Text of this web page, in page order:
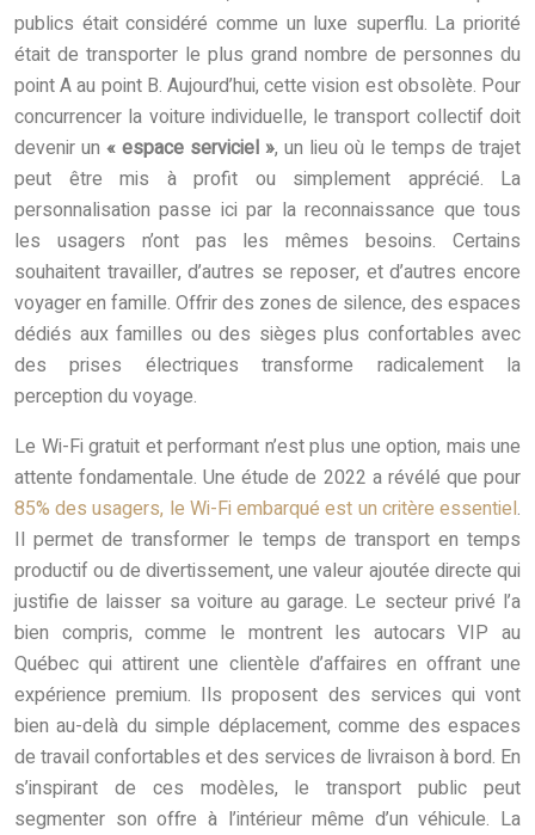
publics était considéré comme un luxe superflu. La priorité
était de transporter le plus grand nombre de personnes du
point A au point B. Aujourd’hui, cette vision est obsolète. Pour
concurrencer la voiture individuelle, le transport collectif doit
devenir un « espace serviciel », un lieu où le temps de trajet
peut être mis à profit ou simplement apprécié. La
personnalisation passe ici par la reconnaissance que tous
les usagers n’ont pas les mêmes besoins. Certains
souhaitent travailler, d’autres se reposer, et d’autres encore
voyager en famille. Offrir des zones de silence, des espaces
dédiés aux familles ou des sièges plus confortables avec
des prises électriques transforme radicalement la
perception du voyage.
Le Wi-Fi gratuit et performant n’est plus une option, mais une
attente fondamentale. Une étude de 2022 a révélé que pour
85% des usagers, le Wi-Fi embarqué est un critère essentiel.
Il permet de transformer le temps de transport en temps
productif ou de divertissement, une valeur ajoutée directe qui
justifie de laisser sa voiture au garage. Le secteur privé l’a
bien compris, comme le montrent les autocars VIP au
Québec qui attirent une clientèle d’affaires en offrant une
expérience premium. Ils proposent des services qui vont
bien au-delà du simple déplacement, comme des espaces
de travail confortables et des services de livraison à bord. En
s’inspirant de ces modèles, le transport public peut
segmenter son offre à l’intérieur même d’un véhicule. La